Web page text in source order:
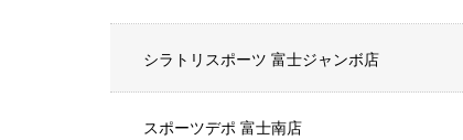
シラトリスポーツ 富士ジャンボ店
スポーツデポ 富士南店